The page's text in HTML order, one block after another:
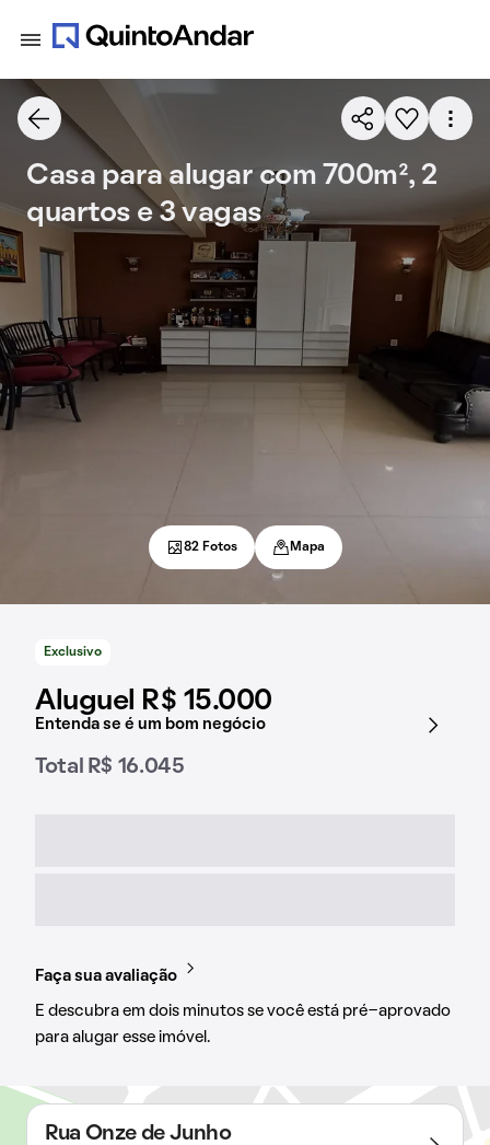
Exclusivo
Aluguel R$ 15.000
Entenda se é um bom negócio
Total R$ 16.045
Faça sua avaliação
E descubra em dois minutos se você está pré-aprovado
para alugar esse imóvel.
Casa para alugar com 700m², 2
quartos e 3 vagas
82 Fotos Mapa
Rua Onze de Junho